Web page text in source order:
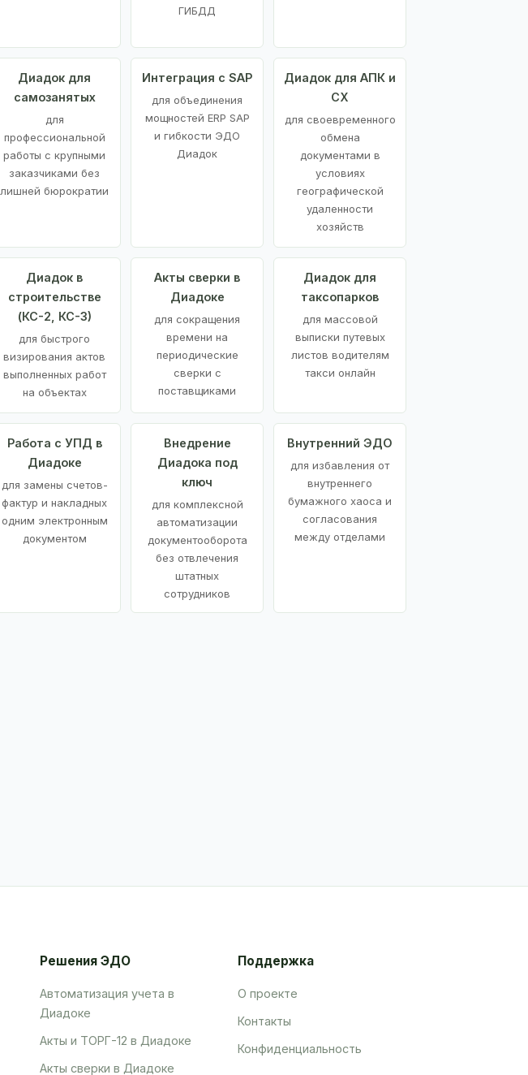
ГИБДД
Диадок для
самозанятых
для
профессиональной
работы с крупными
заказчиками без
лишней бюрократии
Интеграция с SAP
для объединения
мощностей ERP SAP
и гибкости ЭДО
Диадок
Диадок для АПК и
СХ
для своевременного
обмена
документами в
условиях
географической
удаленности
хозяйств
Диадок в
строительстве
(КС-2, КС-3)
для быстрого
визирования актов
выполненных работ
на объектах
Акты сверки в
Диадоке
для сокращения
времени на
периодические
сверки с
поставщиками
Диадок для
таксопарков
для массовой
выписки путевых
листов водителям
такси онлайн
Работа с УПД в
Диадоке
для замены счетов-
фактур и накладных
одним электронным
документом
Внедрение
Диадока под
ключ
для комплексной
автоматизации
документооборота
без отвлечения
штатных
сотрудников
Внутренний ЭДО
для избавления от
внутреннего
бумажного хаоса и
согласования
между отделами
Решения ЭДО
Автоматизация учета в
Диадоке
Акты и ТОРГ-12 в Диадоке
Акты сверки в Диадоке
Поддержка
О проекте
Контакты
Конфиденциальность